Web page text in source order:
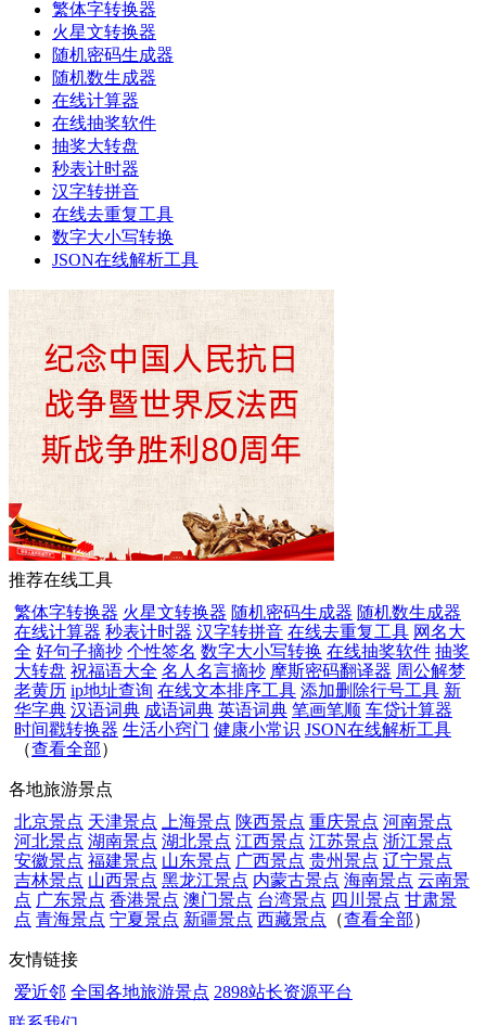
繁体字转换器
火星文转换器
随机密码生成器
随机数生成器
在线计算器
在线抽奖软件
抽奖大转盘
秒表计时器
汉字转拼音
在线去重复工具
数字大小写转换
JSON在线解析工具
推荐在线工具
繁体字转换器 火星文转换器 随机密码生成器 随机数生成器
在线计算器 秒表计时器 汉字转拼音 在线去重复工具 网名大
全 好句子摘抄 个性签名 数字大小写转换 在线抽奖软件 抽奖
大转盘 祝福语大全 名人名言摘抄 摩斯密码翻译器 周公解梦
老黄历 ip地址查询 在线文本排序工具 添加删除行号工具 新
华字典 汉语词典 成语词典 英语词典 笔画笔顺 车贷计算器
时间戳转换器 生活小窍门 健康小常识 JSON在线解析工具
（查看全部）
各地旅游景点
北京景点 天津景点 上海景点 陕西景点 重庆景点 河南景点
河北景点 湖南景点 湖北景点 江西景点 江苏景点 浙江景点
安徽景点 福建景点 山东景点 广西景点 贵州景点 辽宁景点
吉林景点 山西景点 黑龙江景点 内蒙古景点 海南景点 云南景
点 广东景点 香港景点 澳门景点 台湾景点 四川景点 甘肃景
点 青海景点 宁夏景点 新疆景点 西藏景点 （查看全部）
友情链接
爱近邻 全国各地旅游景点 2898站长资源平台